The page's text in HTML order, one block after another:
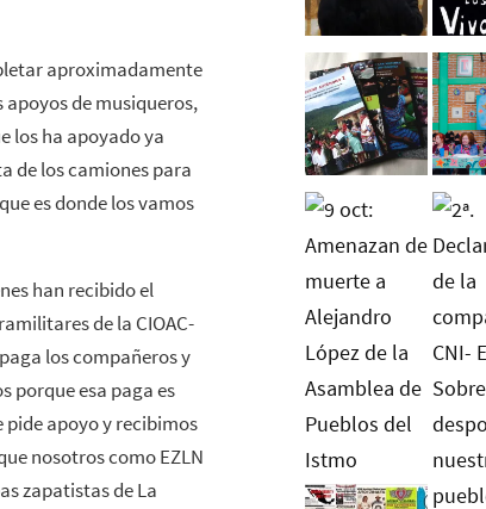
aproximadamente
apoyos de musiqueros,
los ha apoyado ya
de los camiones para
es donde los vamos
han recibido el
de la CIOAC-
los compañeros y
porque esa paga es
pide apoyo y recibimos
nosotros como EZLN
zapatistas de La